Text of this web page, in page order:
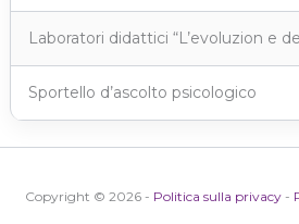
Laboratori didattici “L’evoluzion e
Sportello d’ascolto psicologico
Copyright © 2026 - Politica sulla privacy -